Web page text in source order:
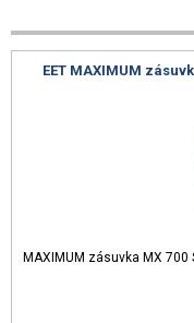
EET MAXIMUM
MAXIMUM zásuvka MX 700